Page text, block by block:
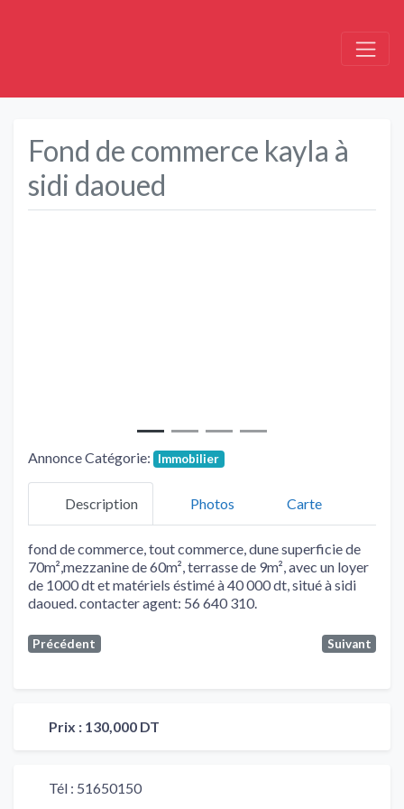
Fond de commerce kayla à
sidi daoued
Annonce Catégorie: Immobilier
Description Photos Carte
fond de commerce, tout commerce, dune superficie de
70m²,mezzanine de 60m², terrasse de 9m², avec un loyer
de 1000 dt et matériels éstimé à 40 000 dt, situé à sidi
daoued. contacter agent: 56 640 310.
Précédent Suivant
Prix : 130,000 DT
Tél : 51650150